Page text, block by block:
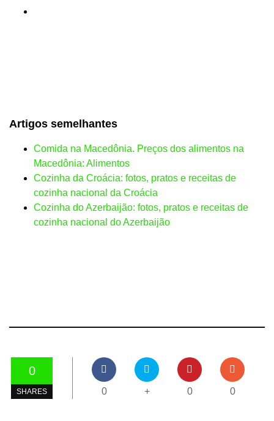
Artigos semelhantes
Comida na Macedônia. Preços dos alimentos na
Macedônia: Alimentos
Cozinha da Croácia: fotos, pratos e receitas de
cozinha nacional da Croácia
Cozinha do Azerbaijão: fotos, pratos e receitas de
cozinha nacional do Azerbaijão
0
SHARES 0 + 0 0